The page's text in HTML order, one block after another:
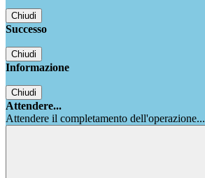
Chiudi
Successo
Chiudi
Informazione
Chiudi
Attendere...
Attendere il completamento dell'operazione...